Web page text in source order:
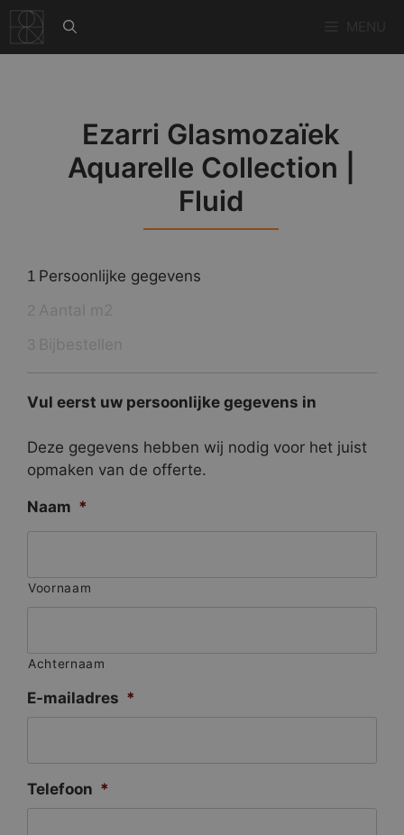
naar
de
Ezarri Glasmozaïek
Aquarelle Collection |
Fluid
1 Persoonlijke gegevens
Vul eerst uw persoonlijke gegevens in
Deze gegevens hebben wij nodig voor het juist
opmaken van de offerte.
Naam *
Voornaam
Achternaam
E-mailadres *
Telefoon *